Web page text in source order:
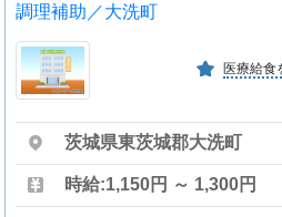
調理補助／大洗町
茨城県東茨城郡大洗町
時給:1,150円 ～ 1,300円